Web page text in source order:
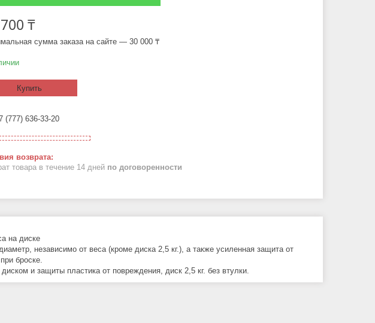
₸
сумма заказа на сайте — 30 000 ₸
Купить
(777) 636-33-20
товара в течение 14 дней по договоренности
на диске
независимо от веса (кроме диска 2,5 кг.), а также усиленная защита от
броске.
и защиты пластика от повреждения, диск 2,5 кг. без втулки.